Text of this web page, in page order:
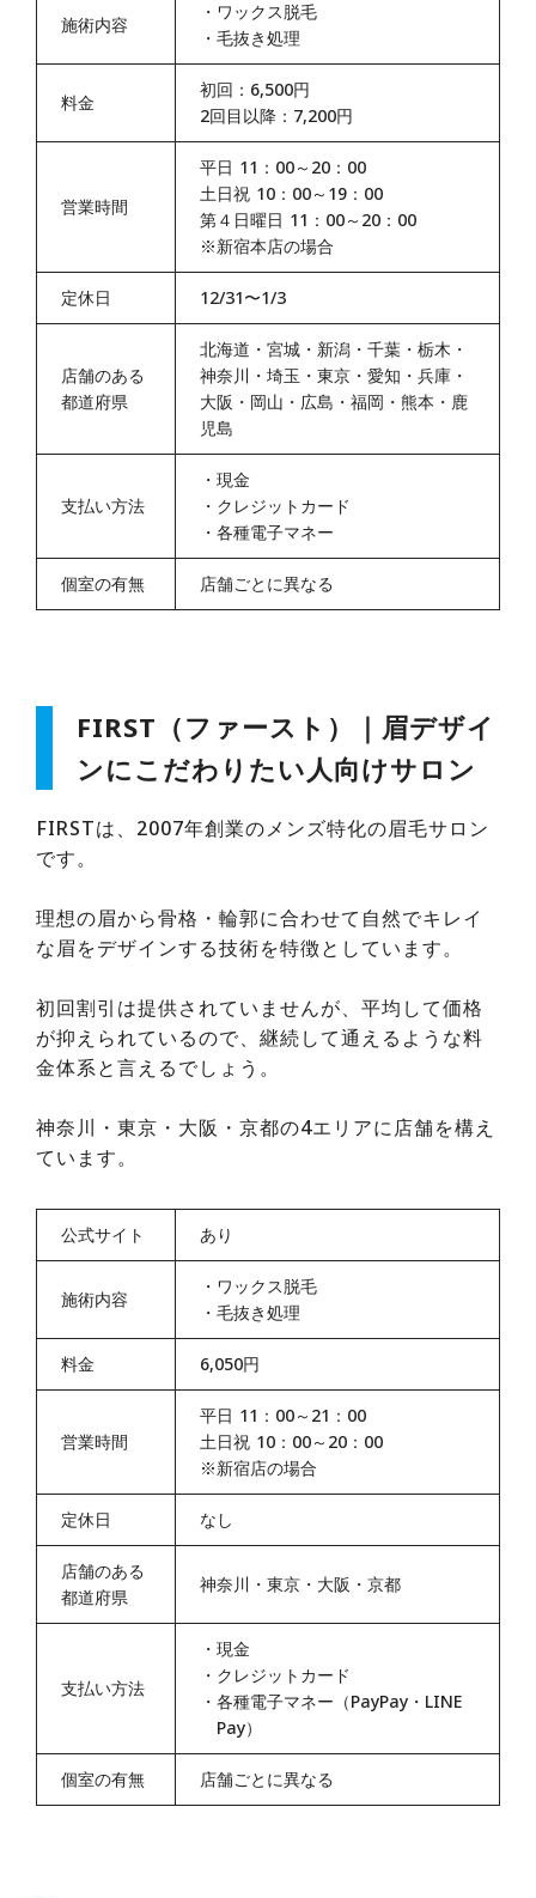
施術内容
・ ワックス脱毛
・ 毛抜き処理
料金
初回：6,500円
2回目以降：7,200円
営業時間
平日 11：00～20：00
土日祝 10：00～19：00
第４日曜日 11：00～20：00
※新宿本店の場合
定休日 12/31〜1/3
店舗のある
都道府県
北海道・宮城・新潟・千葉・栃木・
神奈川・埼玉・東京・愛知・兵庫・
大阪・岡山・広島・福岡・熊本・鹿
児島
支払い方法
・ 現金
・ クレジットカード
・ 各種電子マネー
個室の有無 店舗ごとに異なる
FIRST（ファースト）｜眉デザイ
ンにこだわりたい人向けサロン
FIRSTは、2007年創業のメンズ特化の眉毛サロン
です。
理想の眉から骨格・輪郭に合わせて自然でキレイ
な眉をデザインする技術を特徴としています。
初回割引は提供されていませんが、平均して価格
が抑えられているので、継続して通えるような料
金体系と言えるでしょう。
神奈川・東京・大阪・京都の4エリアに店舗を構え
ています。
公式サイト あり
施術内容
・ ワックス脱毛
・ 毛抜き処理
料金 6,050円
営業時間
平日 11：00～21：00
土日祝 10：00～20：00
※新宿店の場合
定休日 なし
店舗のある
都道府県
神奈川・東京・大阪・京都
支払い方法
・ 現金
・ クレジットカード
・ 各種電子マネー（PayPay・LINE
Pay）
個室の有無 店舗ごとに異なる